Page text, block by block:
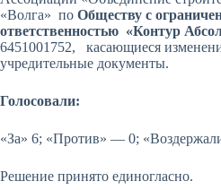
«Волга» по Обществу с
ответственностью «Контур
6451001752, касающиеся
учредительные документы.
Голосовали:
«За» 6; «Против» — 0;
Решение принято единогласно.